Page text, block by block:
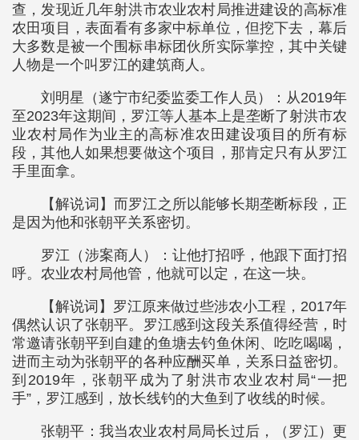
查，发现近几年射洪市农业农村局推进建设的高标准
农田项目，表面看有多家中标单位，但挖下去，幕后
大多数是被一个围标串标团伙所实际掌控，其中关键
人物是一个叫罗江的建筑商人。
刘明星（遂宁市纪委监委工作人员）：从2019年
至2023年这期间，罗江等人基本上是垄断了射洪市农
业农村局作为业主的高标准农田建设项目的所有标
段，其他人如果想要做这个项目，那肯定只有从罗江
手里面拿。
【解说词】而罗江之所以能够长期垄断标段，正
是因为他和张朝平关系密切。
罗江（涉案商人）：让他打招呼，他跟下面打招
呼。农业农村局他管，他就可以定，在这一块。
【解说词】罗江原来做过些涉农小工程，2017年
偶然认识了张朝平。罗江感到这段关系值得经营，时
常邀请张朝平到自建的鱼塘去钓鱼休闲、吃吃喝喝，
进而主动为张朝平的各种应酬买单，关系日益密切。
到2019年，张朝平成为了射洪市农业农村局“一把
手”，罗江感到，放长线钓的大鱼到了收线的时候。
张朝平：我当农业农村局局长过后，（罗江）更